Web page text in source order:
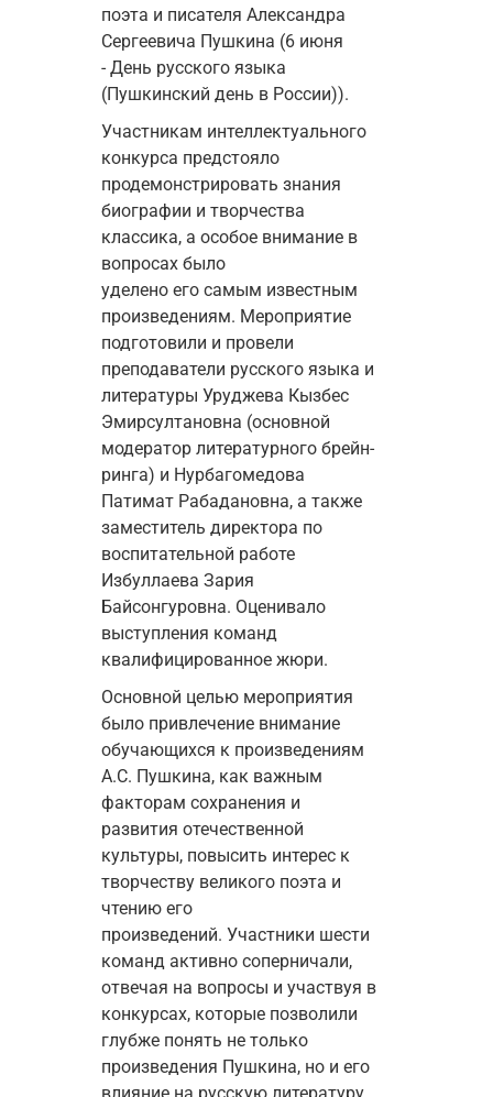
поэта и писателя Александра
Сергеевича Пушкина (6 июня
- День русского языка
(Пушкинский день в России)).
Участникам интеллектуального
конкурса предстояло
продемонстрировать знания
биографии и творчества
классика, а особое внимание в
вопросах было
уделено его самым известным
произведениям. Мероприятие
подготовили и провели
преподаватели русского языка и
литературы Уруджева Кызбес
Эмирсултановна (основной
модератор литературного брейн-
ринга) и Нурбагомедова
Патимат Рабадановна, а также
заместитель директора по
воспитательной работе
Избуллаева Зария
Байсонгуровна. Оценивало
выступления команд
квалифицированное жюри.
Основной целью мероприятия
было привлечение внимание
обучающихся к произведениям
А.С. Пушкина, как важным
факторам сохранения и
развития отечественной
культуры, повысить интерес к
творчеству великого поэта и
чтению его
произведений. Участники шести
команд активно соперничали,
отвечая на вопросы и участвуя в
конкурсах, которые позволили
глубже понять не только
произведения Пушкина, но и его